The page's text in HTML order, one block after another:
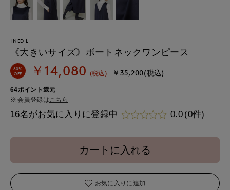
INED L
《大きいサイズ》ボートネックワンピース
60%
OFF
￥14,080 (税込) ￥35,200(税込)
64ポイント還元
会員登録は こちら
16名がお気に入りに登録中 0.0 (0件)
カートに入れる
お気に入りに追加